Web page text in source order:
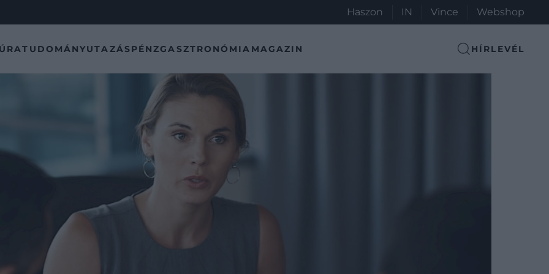
Haszon IN Vince Webshop
TUDOMÁNYUTAZÁSPÉNZGASZTRONÓMIA MAGAZIN HÍRLEVÉL